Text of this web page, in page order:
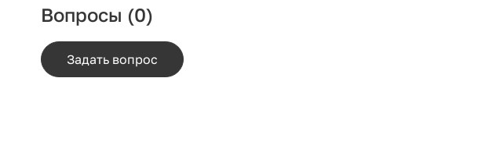
Вопросы (0)
Задать вопрос